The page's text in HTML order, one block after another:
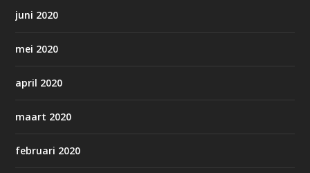
juni 2020
mei 2020
april 2020
maart 2020
februari 2020